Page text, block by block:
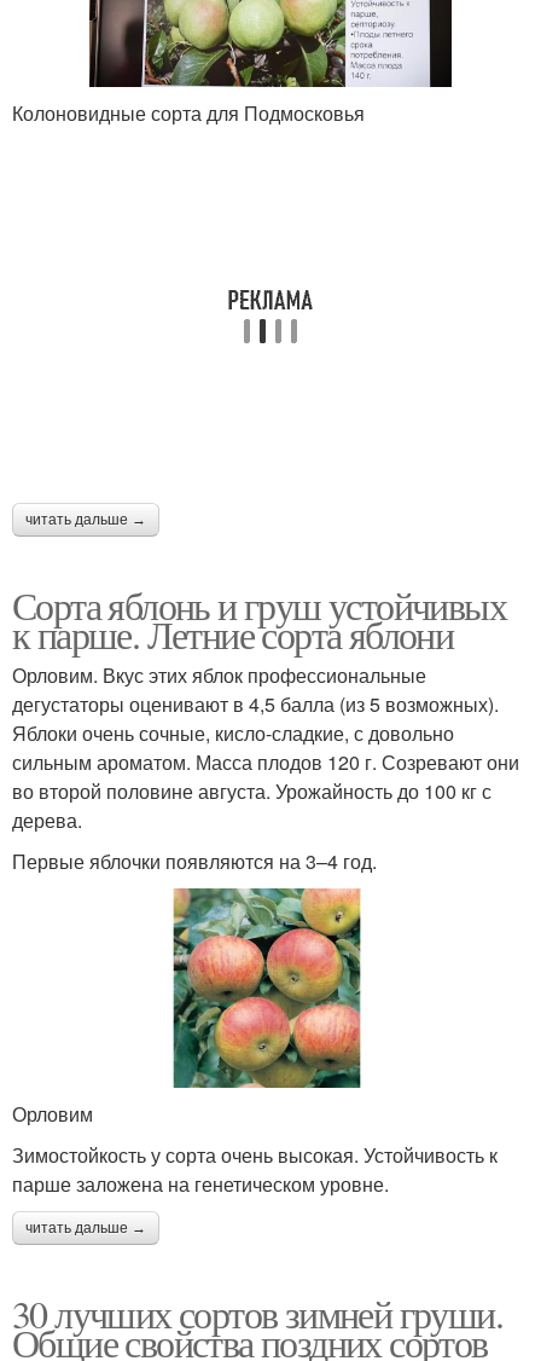
Колоновидные сорта для Подмосковья
читать дальше →
Сорта яблонь и груш устойчивых
к парше. Летние сорта яблони
Орловим. Вкус этих яблок профессиональные
дегустаторы оценивают в 4,5 балла (из 5 возможных).
Яблоки очень сочные, кисло-сладкие, с довольно
сильным ароматом. Масса плодов 120 г. Созревают они
во второй половине августа. Урожайность до 100 кг с
дерева.
Первые яблочки появляются на 3–4 год.
Орловим
Зимостойкость у сорта очень высокая. Устойчивость к
парше заложена на генетическом уровне.
читать дальше →
30 лучших сортов зимней груши.
Общие свойства поздних сортов